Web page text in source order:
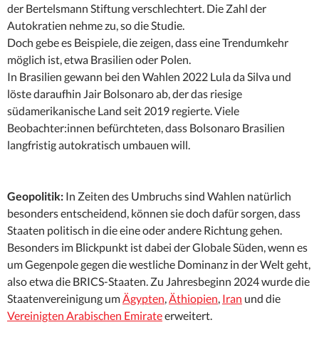
der Bertelsmann Stiftung verschlechtert. Die Zahl der
Autokratien nehme zu, so die Studie.
Doch gebe es Beispiele, die zeigen, dass eine Trendumkehr
möglich ist, etwa Brasilien oder Polen.
In Brasilien gewann bei den Wahlen 2022 Lula da Silva und
löste daraufhin Jair Bolsonaro ab, der das riesige
südamerikanische Land seit 2019 regierte. Viele
Beobachter:innen befürchteten, dass Bolsonaro Brasilien
langfristig autokratisch umbauen will.
Geopolitik: In Zeiten des Umbruchs sind Wahlen natürlich
besonders entscheidend, können sie doch dafür sorgen, dass
Staaten politisch in die eine oder andere Richtung gehen.
Besonders im Blickpunkt ist dabei der Globale Süden, wenn es
um Gegenpole gegen die westliche Dominanz in der Welt geht,
also etwa die BRICS-Staaten. Zu Jahresbeginn 2024 wurde die
Staatenvereinigung umÄgypten,Äthiopien, Iran und die
Vereinigten Arabischen Emirateerweitert.